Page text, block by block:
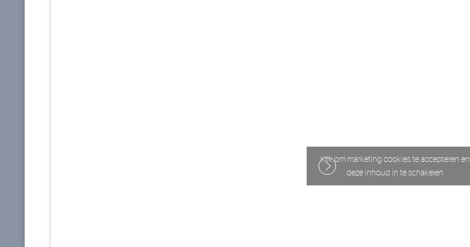
Klik om marketing cookies te accepteren en
deze inhoud in te schakelen